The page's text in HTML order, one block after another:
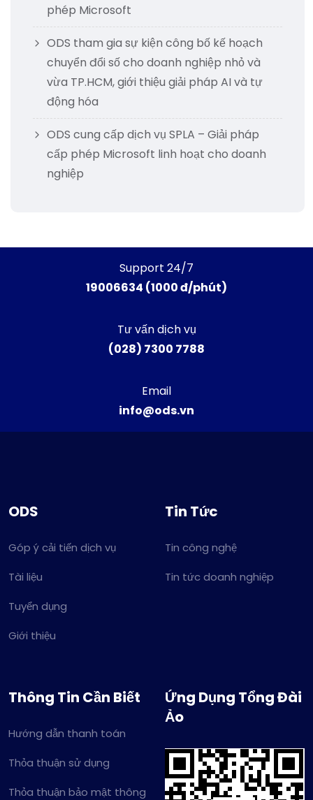
phép Microsoft
ODS tham gia sự kiện công bố kế hoạch
chuyển đổi số cho doanh nghiệp nhỏ và
vừa TP.HCM, giới thiệu giải pháp AI và tự
động hóa
ODS cung cấp dịch vụ SPLA – Giải pháp
cấp phép Microsoft linh hoạt cho doanh
nghiệp
Support 24/7
19006634 (1000 đ/phút)
Tư vấn dịch vụ
(028) 7300 7788
Email
info@ods.vn
ODS
Góp ý cải tiến dịch vụ
Tài liệu
Tuyển dụng
Giới thiệu
Tin Tức
Tin công nghệ
Tin tức doanh nghiệp
Thông Tin Cần Biết
Hướng dẫn thanh toán
Thỏa thuận sử dụng
Thỏa thuận bảo mật thông
Ứng Dụng Tổng Đài
Ảo